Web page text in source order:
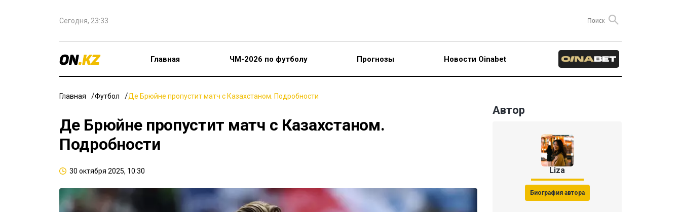
Сегодня, 23:33
Главная ЧМ-2026 по футболу Прогнозы Новости Oinabet
Главная Футбол Де Брюйне пропустит матч с Казахстаном. Подробности
Де Брюйне пропустит матч с Казахстаном.
Подробности
30 октября 2025, 10:30
Автор
Liza
Биография автора